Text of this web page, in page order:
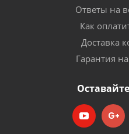
Ответы на
Как
Доставка
Гарантия